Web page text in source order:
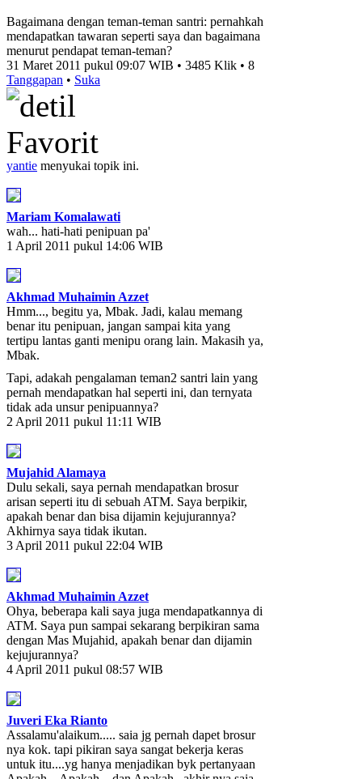
Bagaimana dengan teman-teman santri: pernahkah
mendapatkan tawaran seperti saya dan bagaimana
menurut pendapat teman-teman?
31 Maret 2011 pukul 09:07 WIB • 3485 Klik • 8
Tanggapan • Suka
yantie menyukai topik ini.
Mariam Komalawati
wah... hati-hati penipuan pa'
1 April 2011 pukul 14:06 WIB
Akhmad Muhaimin Azzet
Hmm..., begitu ya, Mbak. Jadi, kalau memang
benar itu penipuan, jangan sampai kita yang
tertipu lantas ganti menipu orang lain. Makasih ya,
Mbak.
Tapi, adakah pengalaman teman2 santri lain yang
pernah mendapatkan hal seperti ini, dan ternyata
tidak ada unsur penipuannya?
2 April 2011 pukul 11:11 WIB
Mujahid Alamaya
Dulu sekali, saya pernah mendapatkan brosur
arisan seperti itu di sebuah ATM. Saya berpikir,
apakah benar dan bisa dijamin kejujurannya?
Akhirnya saya tidak ikutan.
3 April 2011 pukul 22:04 WIB
Akhmad Muhaimin Azzet
Ohya, beberapa kali saya juga mendapatkannya di
ATM. Saya pun sampai sekarang berpikiran sama
dengan Mas Mujahid, apakah benar dan dijamin
kejujurannya?
4 April 2011 pukul 08:57 WIB
Juveri Eka Rianto
Assalamu'alaikum..... saia jg pernah dapet brosur
nya kok. tapi pikiran saya sangat bekerja keras
untuk itu....yg hanya menjadikan byk pertanyaan